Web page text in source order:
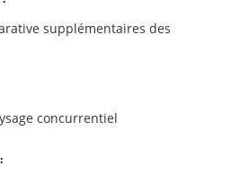
supplémentaires des
concurrentiel